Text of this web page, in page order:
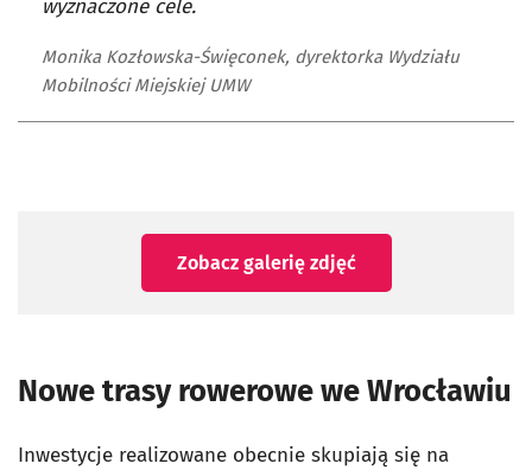
wyznaczone cele.
Monika Kozłowska-Święconek, dyrektorka Wydziału
Mobilności Miejskiej UMW
Zobacz galerię zdjęć
Nowe trasy rowerowe we Wrocławiu
Inwestycje realizowane obecnie skupiają się na